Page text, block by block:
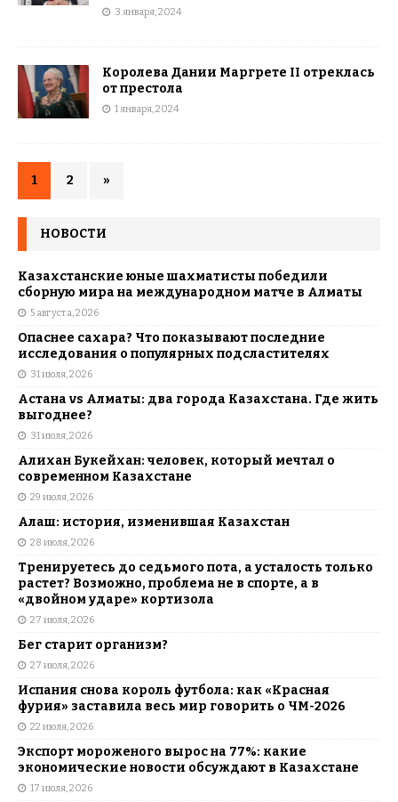
3 января, 2024
Королева Дании Маргрете II отреклась
от престола
1 января, 2024
1 2 »
НОВОСТИ
Казахстанские юные шахматисты победили
сборную мира на международном матче в Алматы
5 августа, 2026
Опаснее сахара? Что показывают последние
исследования о популярных подсластителях
31 июля, 2026
Астана vs Алматы: два города Казахстана. Где жить
выгоднее?
31 июля, 2026
Алихан Букейхан: человек, который мечтал о
современном Казахстане
29 июля, 2026
Алаш: история, изменившая Казахстан
28 июля, 2026
Тренируетесь до седьмого пота, а усталость только
растет? Возможно, проблема не в спорте, а в
«двойном ударе» кортизола
27 июля, 2026
Бег старит организм?
27 июля, 2026
Испания снова король футбола: как «Красная
фурия» заставила весь мир говорить о ЧМ-2026
22 июля, 2026
Экспорт мороженого вырос на 77%: какие
экономические новости обсуждают в Казахстане
17 июля, 2026